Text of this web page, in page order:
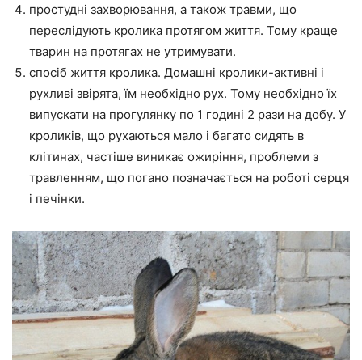
простудні захворювання, а також травми, що
переслідують кролика протягом життя. Тому краще
тварин на протягах не утримувати.
спосіб життя кролика. Домашні кролики-активні і
рухливі звірята, їм необхідно рух. Тому необхідно їх
випускати на прогулянку по 1 годині 2 рази на добу. У
кроликів, що рухаються мало і багато сидять в
клітинах, частіше виникає ожиріння, проблеми з
травленням, що погано позначається на роботі серця
і печінки.